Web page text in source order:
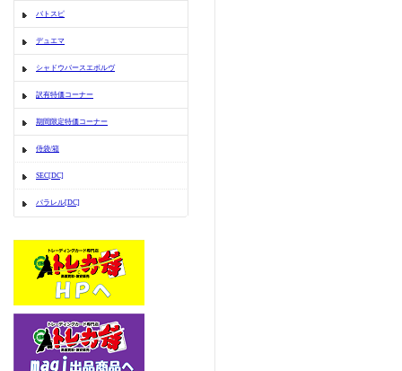
バトスピ
デュエマ
シャドウバースエボルヴ
訳有特価コーナー
期間限定特価コーナー
侍袋/箱
SEC[DC]
パラレル[DC]